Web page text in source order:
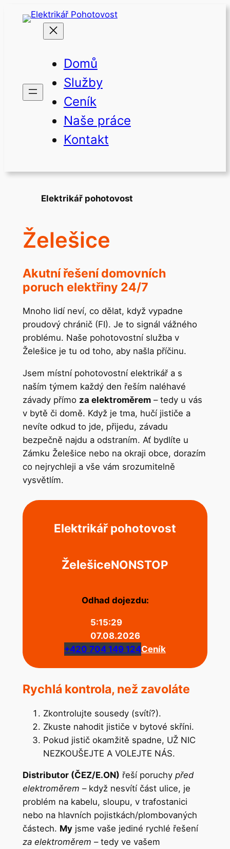
Přeskočit
Domů
Služby
Ceník
Naše práce
Kontakt
Elektrikář pohotovost
Želešice
Akutní řešení domovních
poruch elektřiny 24/7
Mnoho lidí neví, co dělat, když vypadne
proudový chránič (FI). Je to signál vážného
problému. Naše pohotovostní služba v
Želešice je tu od toho, aby našla příčinu.
Jsem místní pohotovostní elektrikář a s
naším týmem každý den řeším naléhavé
závady přímo za elektroměrem– tedy u vás
v bytě či domě. Když je tma, hučí jističe a
nevíte odkud to jde, přijedu, závadu
bezpečně najdu a odstraním. Ať bydlíte u
Zámku Želešice nebo na okraji obce, dorazím
co nejrychleji a vše vám srozumitelně
vysvětlím.
Elektrikář pohotovost
ŽelešiceNONSTOP
Odhad dojezdu:
5:15:29
07.08.2026
+420 704 149 124Ceník
Rychlá kontrola, než zavoláte
Zkontrolujte sousedy (svítí?).
Zkuste nahodit jističe v bytové skříni.
Pokud jistič okamžitě spadne, UŽ NIC
NEZKOUŠEJTE A VOLEJTE NÁS.
Distributor (ČEZ/E.ON) řeší poruchy před
elektroměrem – když nesvítí část ulice, je
problém na kabelu, sloupu, v trafostanici
nebo na hlavních pojistkách/plombovaných
částech. Myjsme vaše jediné rychlé řešení
za elektroměrem – tedy ve vašem